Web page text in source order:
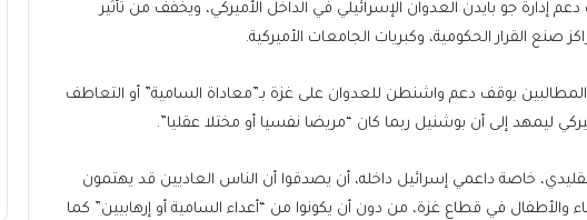
دعم إدارة جو بايدن العدوان الإسرائيلي في الداخل الأميركي، ويخفف من تأثير
القرار الحكومية، وكبريات الجامعات الأميركية.
بوقف دعم واشنطن للعدوان على غزة بـ”معاداة السامية” أو التعاطف
ليمهد إلى أن بوشنيل ربما كان “مريضا نفسيا أو مختلا عقليا”.
خاصة داعمي إسرائيل داخله، أن يصدقوا أن الناس العاديين قد يهتمون
والأطفال في قطاع غزة، من دون أن يكونوا من “أعداء السامية أو إرهابيين” كما